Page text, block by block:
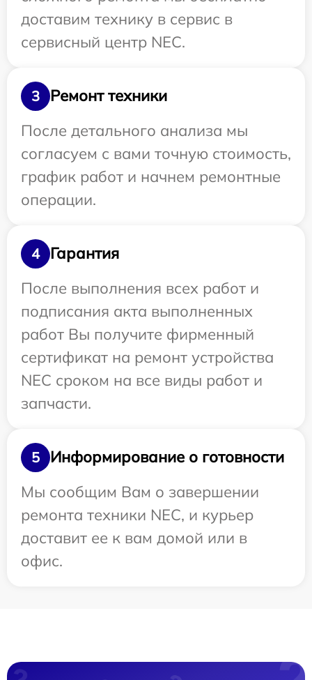
доставим технику в сервис в
сервисный центр NEC.
3
Ремонт техники
После детального анализа мы
согласуем с вами точную стоимость,
график работ и начнем ремонтные
операции.
4
Гарантия
После выполнения всех работ и
подписания акта выполненных
работ Вы получите фирменный
сертификат на ремонт устройства
NEC сроком на все виды работ и
запчасти.
5
Информирование о готовности
Мы сообщим Вам о завершении
ремонта техники NEC, и курьер
доставит ее к вам домой или в
офис.